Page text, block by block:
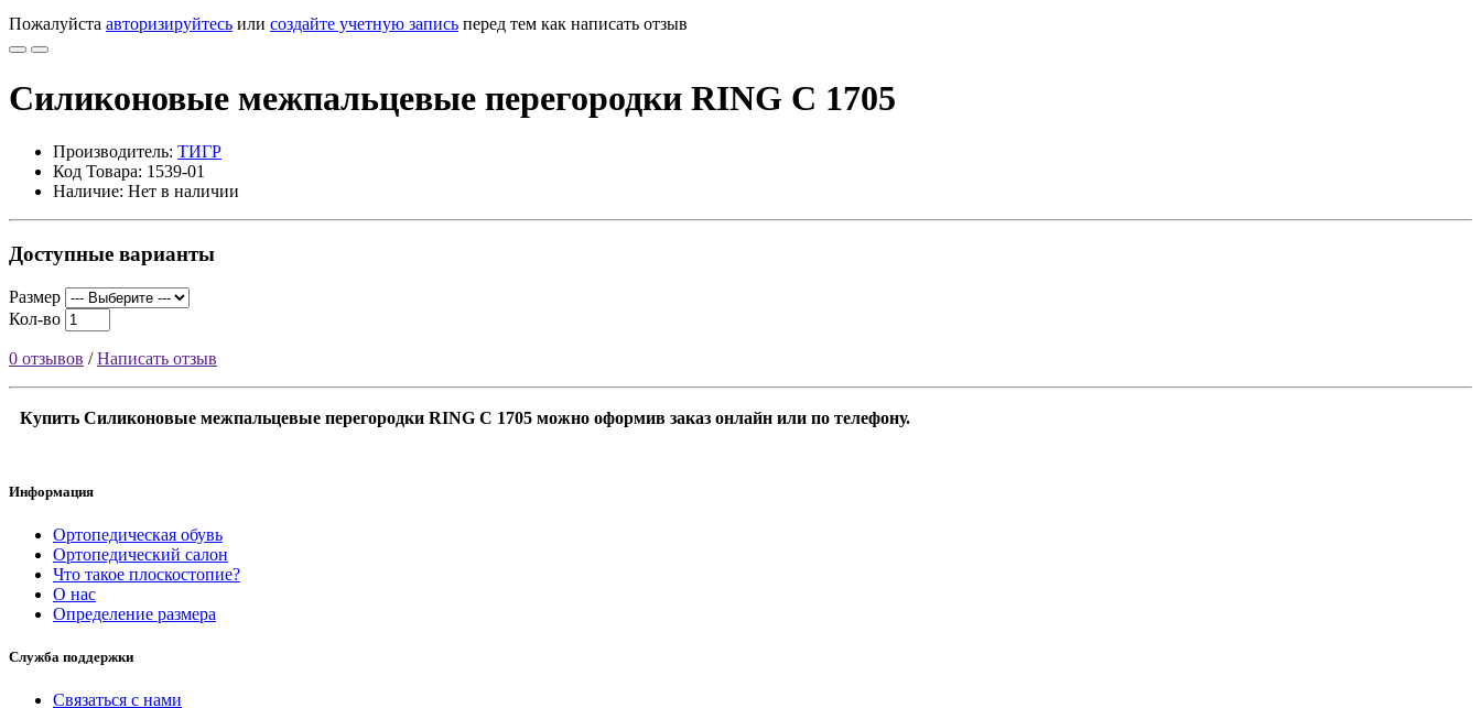
Пожалуйста авторизируйтесь или создайте учетную запись перед тем как написать отзыв
Силиконовые межпальцевые перегородки RING C 1705
Производитель: ТИГР
Код Товара: 1539-01
Наличие: Нет в наличии
Доступные варианты
Размер
Кол-во
0 отзывов /Написать отзыв
Купить Силиконовые межпальцевые перегородки RING C 1705 можно оформив заказ онлайн или по телефону.
Информация
Ортопедическая обувь
Ортопедический салон
Что такое плоскостопие?
О нас
Определение размера
Служба поддержки
Связаться с нами